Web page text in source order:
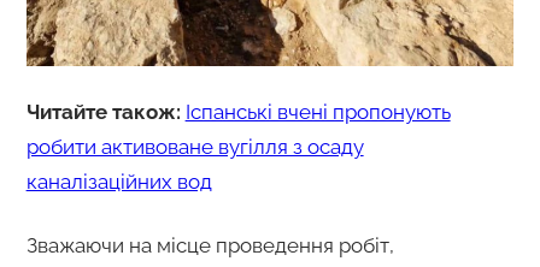
Читайте також: Іспанські вчені пропонують
робити активоване вугілля з осаду
каналізаційних вод
Зважаючи на місце проведення робіт,